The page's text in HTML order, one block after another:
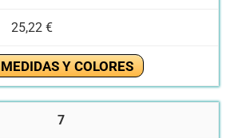
25,22 €
MEDIDAS Y COLORES
7